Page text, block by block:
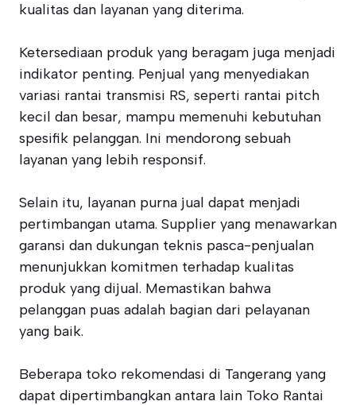
kualitas dan layanan yang diterima.
Ketersediaan produk yang beragam juga menjadi
indikator penting. Penjual yang menyediakan
variasi rantai transmisi RS, seperti rantai pitch
kecil dan besar, mampu memenuhi kebutuhan
spesifik pelanggan. Ini mendorong sebuah
layanan yang lebih responsif.
Selain itu, layanan purna jual dapat menjadi
pertimbangan utama. Supplier yang menawarkan
garansi dan dukungan teknis pasca-penjualan
menunjukkan komitmen terhadap kualitas
produk yang dijual. Memastikan bahwa
pelanggan puas adalah bagian dari pelayanan
yang baik.
Beberapa toko rekomendasi di Tangerang yang
dapat dipertimbangkan antara lain Toko Rantai